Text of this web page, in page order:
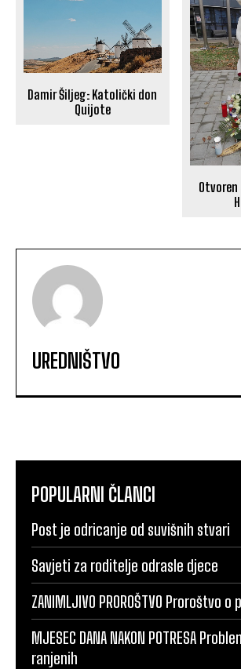
Damir Šiljeg: Katolički don
Quijote
Otvoren
UREDNIŠTVO
POPULARNI ČLANCI
Post je odricanje od suvišnih stvari
Savjeti za roditelje odrasle djece
ZANIMLJIVO PROROŠTVO Proroštvo
MJESEC DANA NAKON POTRESA
ranjenih